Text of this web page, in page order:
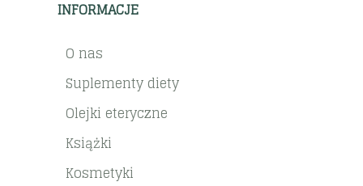
INFORMACJE
O nas
Suplementy diety
Olejki eteryczne
Książki
Kosmetyki